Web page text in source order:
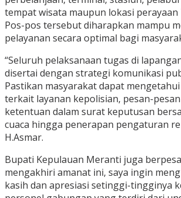
tempat wisata maupun lokasi perayaan
Pos-pos tersebut diharapkan mampu
pelayanan secara optimal bagi
“Seluruh pelaksanaan tugas di
disertai dengan strategi komunikasi
Pastikan masyarakat dapat
terkait layanan kepolisian, pesan-
ketentuan dalam surat keputusan
cuaca hingga penerapan pengaturan
H.Asmar.
Bupati Kepulauan Meranti juga
mengakhiri amanat ini, saya ingin
kasih dan apresiasi setinggi-tingginya